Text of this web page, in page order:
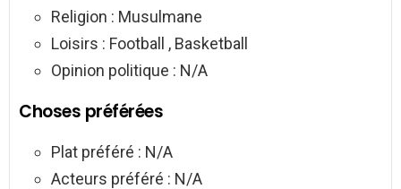
Religion : Musulmane
Loisirs : Football , Basketball
Opinion politique : N/A
Choses préférées
Plat préféré : N/A
Acteurs préféré : N/A